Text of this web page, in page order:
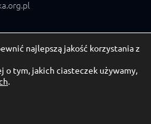
Warszawska Kościoła
w Polsce
najlepszą jakość korzystania z
o tym, jakich ciasteczek używamy,
.